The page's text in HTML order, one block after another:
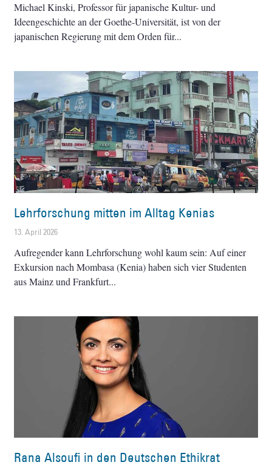
Michael Kinski, Professor für japanische Kultur- und
Ideengeschichte an der Goethe-Universität, ist von der
japanischen Regierung mit dem Orden für
Lehrforschung mitten im Alltag Kenias
13. April 2026
Aufregender kann Lehrforschung wohl kaum sein: Auf einer
Exkursion nach Mombasa (Kenia) haben sich vier Studenten
aus Mainz und Frankfurt
Rana Alsoufi in den Deutschen Ethikrat